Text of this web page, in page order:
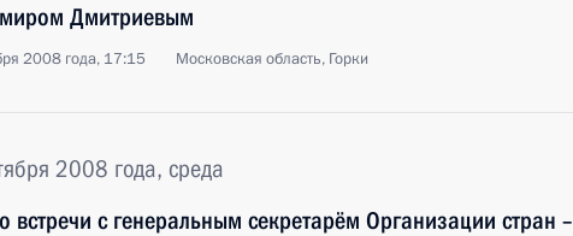
Дмитриевым
2008 года, 17:15 Московская область, Горки
2008 года, среда
встречи с генеральным секретарём Организации стран –